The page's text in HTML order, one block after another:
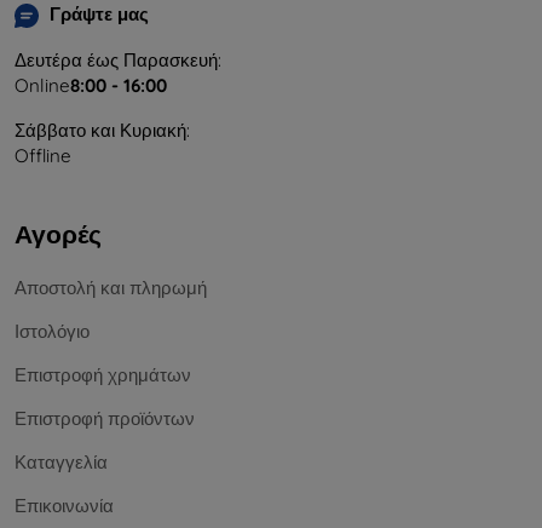
Γράψτε μας
Δευτέρα έως Παρασκευή:
Online8:00 - 16:00
Σάββατο και Κυριακή:
Offline
Αγορές
Αποστολή και πληρωμή
Ιστολόγιο
Επιστροφή χρημάτων
Επιστροφή προϊόντων
Καταγγελία
Επικοινωνία